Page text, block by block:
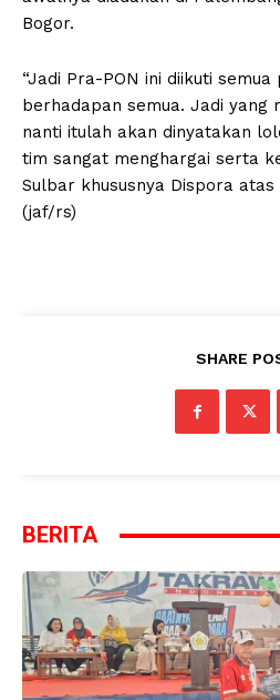
Bogor.
“Jadi Pra-PON ini diikuti
berhadapan semua. Jadi yang
nanti itulah akan dinyatakan
tim sangat menghargai serta
Sulbar khususnya Dispora
(jaf/rs)
SHARE
BERITA